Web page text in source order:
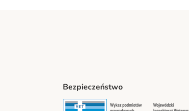
Method
Bezpieczeństwo
Security Security